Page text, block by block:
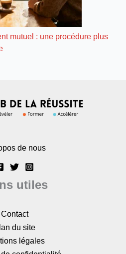
mutuel : une procédure plus
de nous
utiles
Contact
du site
légales